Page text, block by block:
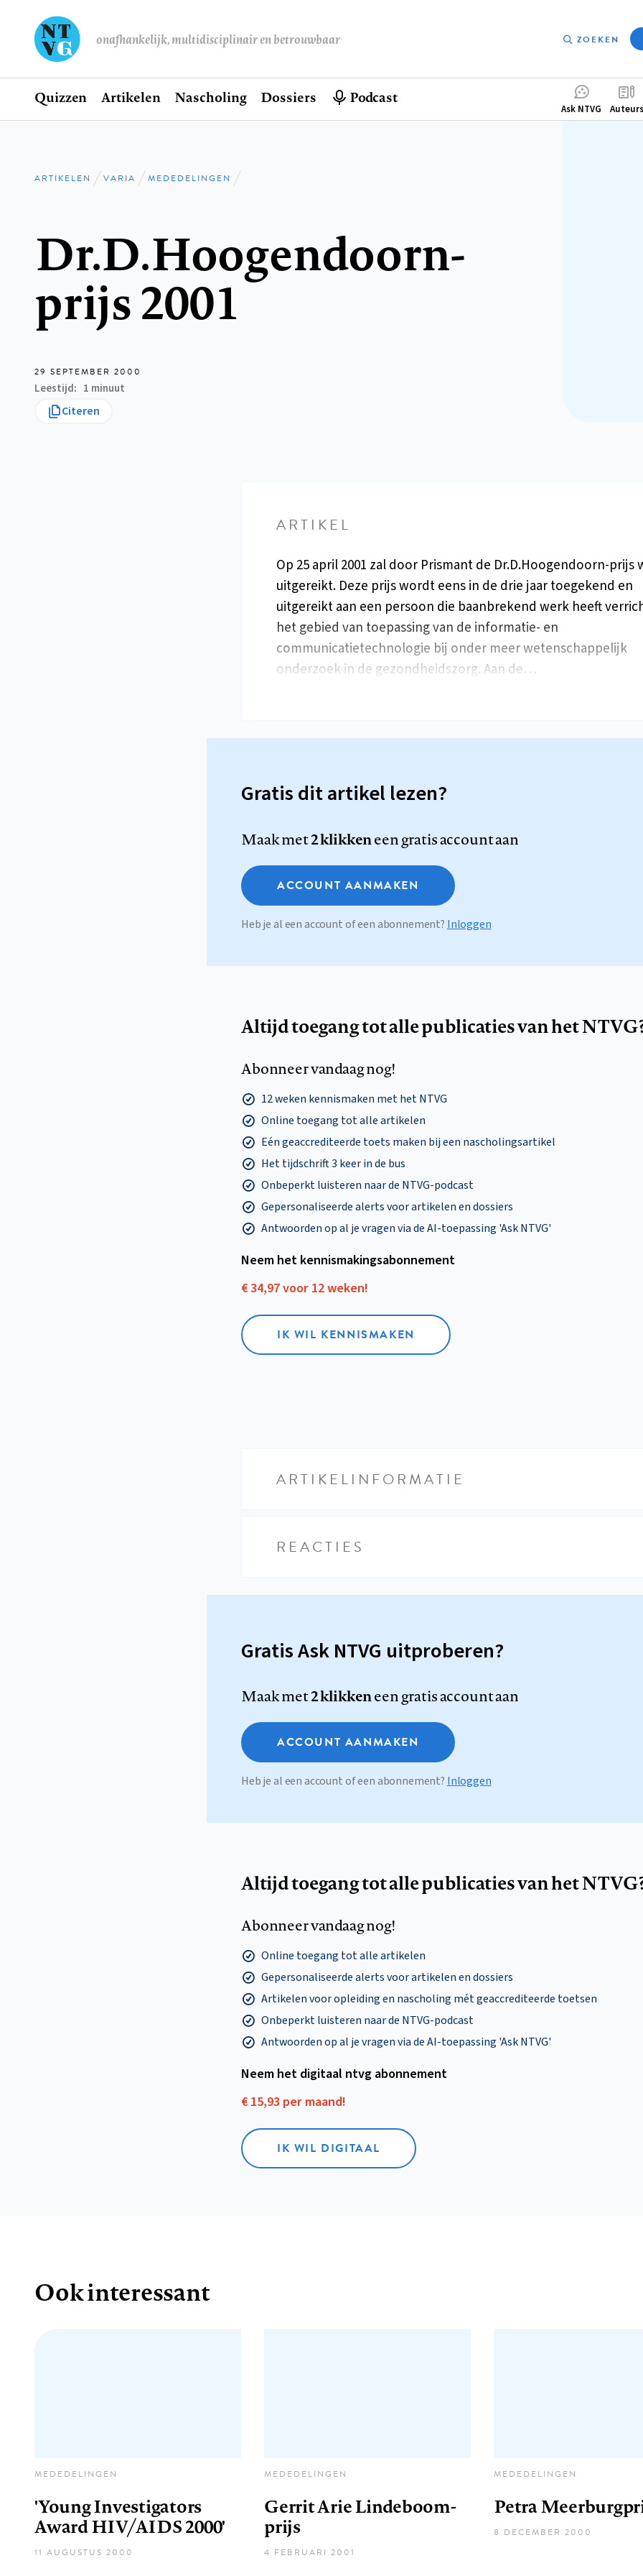
onafhankelijk, multidisciplinair en betrouwbaar ZOEKEN
Hoofdnavigatie
Home
Quizzen Artikelen Nascholing Dossiers Podcast
Ask NTVG Auteurs
Kruimelpad
ARTIKELEN VARIA MEDEDELINGEN
Dr.D.Hoogendoorn-
prijs 2001
29 SEPTEMBER 2000
Leestijd 1 minuut
Citeren
ARTIKEL
Op 25 april 2001 zal door Prismant de Dr.D.Hoogendoorn-prijs
uitgereikt. Deze prijs wordt eens in de drie jaar toegekend en
uitgereikt aan een persoon die baanbrekend werk heeft
het gebied van toepassing van de informatie- en
communicatietechnologie bij onder meer wetenschappelijk
onderzoek in de gezondheidszorg. Aan de…
Gratis dit artikel lezen?
Maak met2 klikkeneen gratis account aan
ACCOUNT AANMAKEN
Heb je al een account of een abonnement? Inloggen
Altijd toegang tot alle publicaties van het
Abonneer vandaag nog!
12 weken kennismaken met het NTVG
Online toegang tot alle artikelen
Eén geaccrediteerde toets maken bij een nascholingsartikel
Het tijdschrift 3 keer in de bus
Onbeperkt luisteren naar de NTVG-podcast
Gepersonaliseerde alerts voor artikelen en dossiers
Antwoorden op al je vragen via de AI-toepassing 'Ask NTVG'
Neem het kennismakings­abonnement
€ 34,97 voor 12 weken!
IK WIL KENNISMAKEN
ARTIKELINFORMATIE
REACTIES
Gratis Ask NTVG uitproberen?
Maak met2 klikkeneen gratis account aan
ACCOUNT AANMAKEN
Heb je al een account of een abonnement? Inloggen
Altijd toegang tot alle publicaties van het
Abonneer vandaag nog!
Online toegang tot alle artikelen
Gepersonaliseerde alerts voor artikelen en dossiers
Artikelen voor opleiding en nascholing mét geaccrediteerde toetsen
Onbeperkt luisteren naar de NTVG-podcast
Antwoorden op al je vragen via de AI-toepassing 'Ask NTVG'
Neem het digitaal ntvg abonnement
€ 15,93 per maand!
IK WIL DIGITAAL
Ook interessant
MEDEDELINGEN
'Young Investigators
Award HIV/AIDS 2000'
11 AUGUSTUS 2000
MEDEDELINGEN
Gerrit Arie Lindeboom-
prijs
4 FEBRUARI 2001
MEDEDELINGEN
Petra
8 DECEMBER 2000